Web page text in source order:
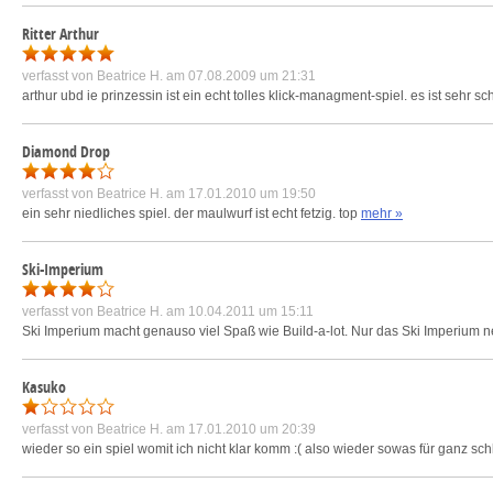
Ritter Arthur
verfasst von Beatrice H. am 07.08.2009 um 21:31
arthur ubd ie prinzessin ist ein echt tolles klick-managment-spiel. es ist sehr
Diamond Drop
verfasst von Beatrice H. am 17.01.2010 um 19:50
ein sehr niedliches spiel. der maulwurf ist echt fetzig. top mehr »
Ski-Imperium
verfasst von Beatrice H. am 10.04.2011 um 15:11
Ski Imperium macht genauso viel Spaß wie Build-a-lot. Nur das Ski Imperium
Kasuko
verfasst von Beatrice H. am 17.01.2010 um 20:39
wieder so ein spiel womit ich nicht klar komm :( also wieder sowas für ganz